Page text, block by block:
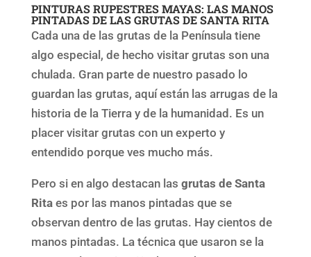
PINTURAS RUPESTRES MAYAS: LAS MANOS
PINTADAS DE LAS GRUTAS DE SANTA RITA
Cada una de las grutas de la Península tiene
algo especial, de hecho visitar grutas son una
chulada. Gran parte de nuestro pasado lo
guardan las grutas, aquí están las arrugas de la
historia de la Tierra y de la humanidad. Es un
placer visitar grutas con un experto y
entendido porque ves mucho más.
Pero si en algo destacan las grutas de Santa
Ritaes por las manos pintadas que se
observan dentro de las grutas. Hay cientos de
manos pintadas. La técnica que usaron se la